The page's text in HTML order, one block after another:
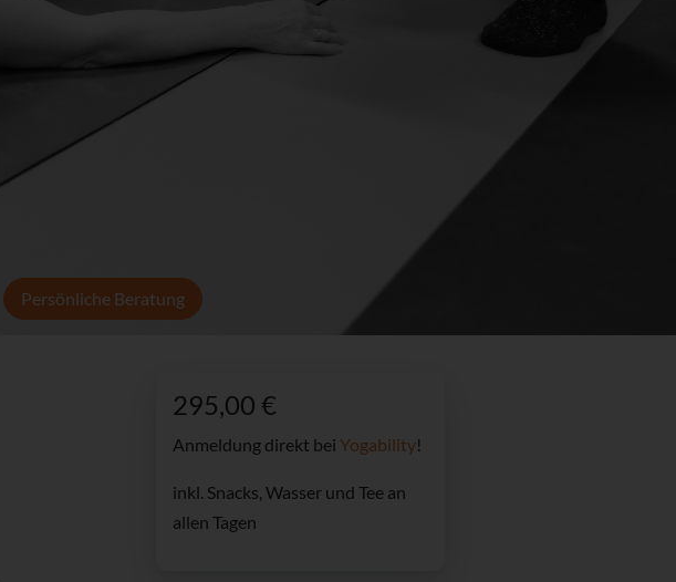
Persönliche Beratung
295,00 €
Anmeldung direkt bei Yogability!
inkl. Snacks, Wasser und Tee an
allen Tagen